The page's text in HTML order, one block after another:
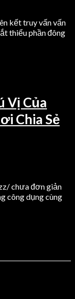
kết truy vấn vấn
thiểu phần đông
Vị Của
Chia Sẻ
chưa đơn giản
công dụng cùng